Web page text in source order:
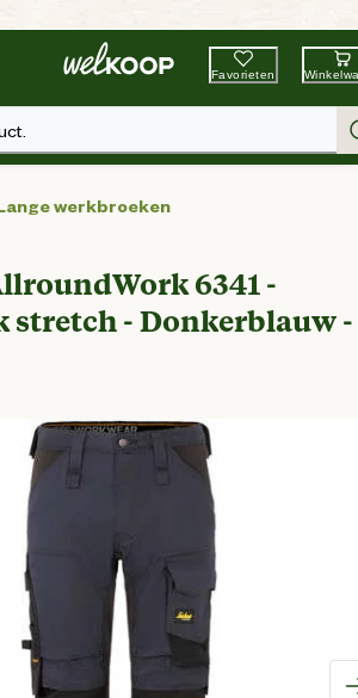
WinkelketenTuin & Dier
Favorieten
werkbroeken
6341 -
stretch - Donkerblauw -